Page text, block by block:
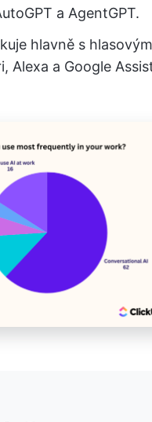
a AgentGPT.
hlavně s
Alexa a Google